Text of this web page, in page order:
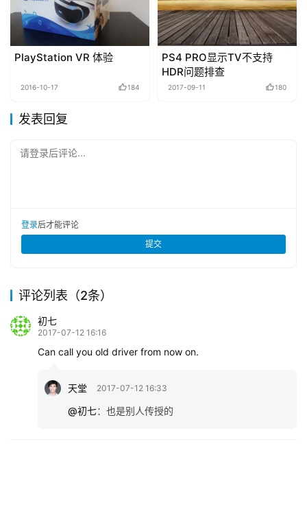
PlayStation VR 体验
2016-10-17 184
PS4 PRO显示TV不支持
HDR问题排查
2017-09-11 180
发表回复
请登录后评论...
登录后才能评论
提交
评论列表（2条）
初七
2017-07-12 16:16
Can call you old driver from now on.
天堂 2017-07-12 16:33
@初七： 也是别人传授的